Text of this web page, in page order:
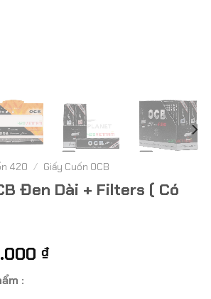
420 / Giấy Cuốn OCB
Đen Dài + Filters ( Có
₫Giá
: